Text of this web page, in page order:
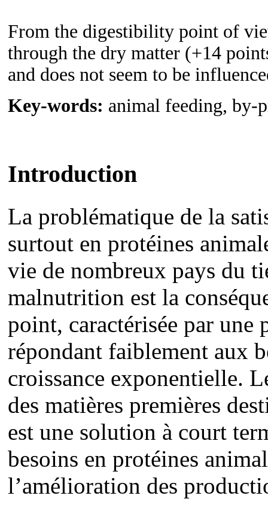
From the digestibility point of
through the dry matter (+14
and does not seem to be
Key-words: animal feeding, by-
Introduction
La problématique de la
surtout en protéines
vie de nombreux pays du
malnutrition est la
point, caractérisée par
répondant faiblement aux
croissance exponentielle.
des matières premières
est une solution à court
besoins en protéines
l’amélioration des